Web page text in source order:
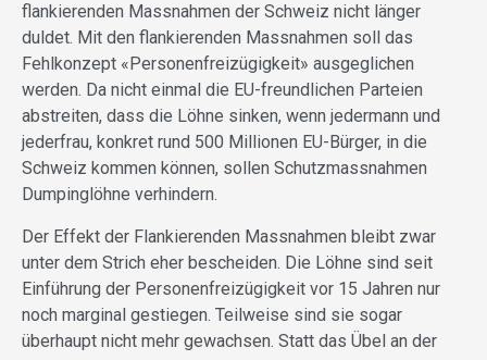
flankierenden Massnahmen der Schweiz nicht länger
duldet. Mit den flankierenden Massnahmen soll das
Fehlkonzept «Personenfreizügigkeit» ausgeglichen
werden. Da nicht einmal die EU-freundlichen Parteien
abstreiten, dass die Löhne sinken, wenn jedermann und
jederfrau, konkret rund 500 Millionen EU-Bürger, in die
Schweiz kommen können, sollen Schutzmassnahmen
Dumpinglöhne verhindern.
Der Effekt der Flankierenden Massnahmen bleibt zwar
unter dem Strich eher bescheiden. Die Löhne sind seit
Einführung der Personenfreizügigkeit vor 15 Jahren nur
noch marginal gestiegen. Teilweise sind sie sogar
überhaupt nicht mehr gewachsen. Statt das Übel an der